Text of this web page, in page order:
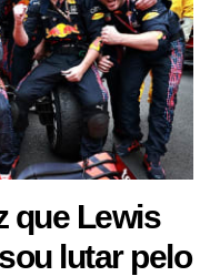
que Lewis
lutar pelo